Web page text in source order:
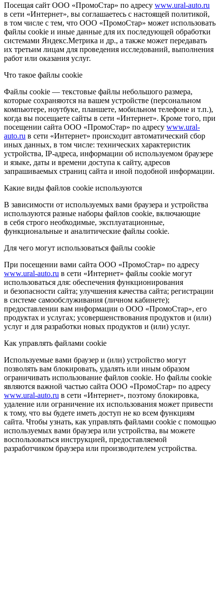
Посещая сайт ООО «ПромоСтар» по адресу www.ural-auto.ru
в сети «Интернет», вы соглашаетесь с настоящей политикой,
в том числе с тем, что ООО «ПромоСтар» может использовать
файлы cookie и иные данные для их последующей обработки
системами Яндекс.Метрика и др., а также может передавать
их третьим лицам для проведения исследований, выполнения
работ или оказания услуг.
Что такое файлы cookie
Файлы cookie — текстовые файлы небольшого размера,
которые сохраняются на вашем устройстве (персональном
компьютере, ноутбуке, планшете, мобильном телефоне и т.п.),
когда вы посещаете сайты в сети «Интернет». Кроме того, при
посещении сайта ООО «ПромоСтар» по адресу www.ural-
auto.ru в сети «Интернет» происходит автоматический сбор
иных данных, в том числе: технических характеристик
устройства, IP-адреса, информации об используемом браузере
и языке, даты и времени доступа к сайту, адресов
запрашиваемых страниц сайта и иной подобной информации.
Какие виды файлов cookie используются
В зависимости от используемых вами браузера и устройства
используются разные наборы файлов cookie, включающие
в себя строго необходимые, эксплуатационные,
функциональные и аналитические файлы cookie.
Для чего могут использоваться файлы cookie
При посещении вами сайта ООО «ПромоСтар» по адресу
www.ural-auto.ru в сети «Интернет» файлы cookie могут
использоваться для: обеспечения функционирования
и безопасности сайта; улучшения качества сайта; регистрации
в системе самообслуживания (личном кабинете);
предоставлении вам информации о ООО «ПромоСтар», его
продуктах и услугах; усовершенствования продуктов и (или)
услуг и для разработки новых продуктов и (или) услуг.
Как управлять файлами cookie
Используемые вами браузер и (или) устройство могут
позволять вам блокировать, удалять или иным образом
ограничивать использование файлов cookie. Но файлы cookie
являются важной частью сайта ООО «ПромоСтар» по адресу
www.ural-auto.ru в сети «Интернет», поэтому блокировка,
удаление или ограничение их использования может привести
к тому, что вы будете иметь доступ не ко всем функциям
сайта. Чтобы узнать, как управлять файлами cookie с помощью
используемых вами браузера или устройства, вы можете
воспользоваться инструкцией, предоставляемой
разработчиком браузера или производителем устройства.